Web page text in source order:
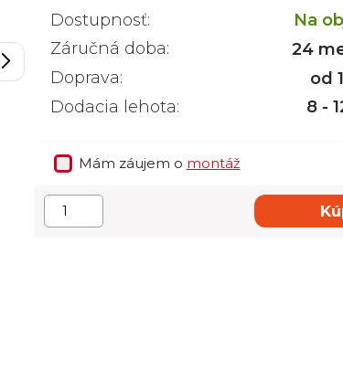
Dostupnosť:
Na
Záručná doba:
24
Doprava:
od
Dodacia lehota:
8 -
Mám záujem o montáž